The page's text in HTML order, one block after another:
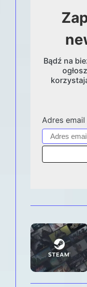
Bądź na
Adres email